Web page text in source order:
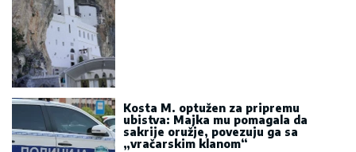
Kosta M. optužen za pripremu
ubistva: Majka mu pomagala da
sakrije oružje, povezuju ga sa
„vračarskim klanom“